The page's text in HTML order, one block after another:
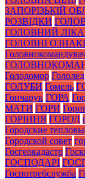
ЗАПОРІЗЬКІЙ
РОЗВІДКИ
ГОЛОВНИЙ
ГОЛОВНІ
Голодомор Гололед
ГОЛУБИ Гомель
Гончарук ГОРА
МАТИ ГОРИ
ГОРІННЯ ГОРОД
Городские
Городской совет
Госгеокадастр
ГОСПОДАРІ
Госпотребслужба